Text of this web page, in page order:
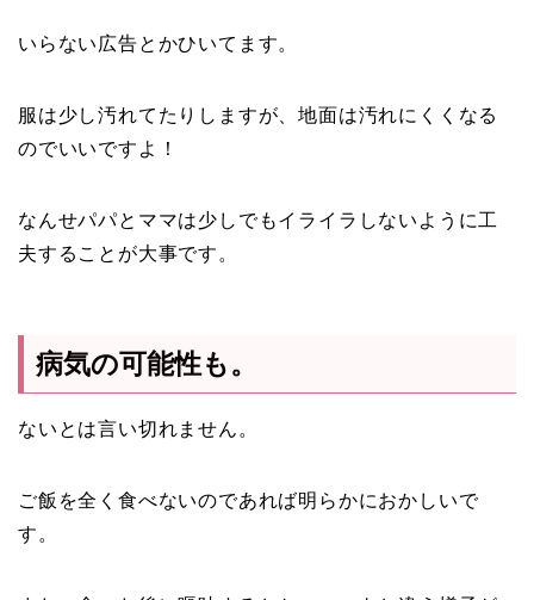
いらない広告とかひいてます。
服は少し汚れてたりしますが、地面は汚れにくくなる
のでいいですよ！
なんせパパとママは少しでもイライラしないように工
夫することが大事です。
病気の可能性も。
ないとは言い切れません。
ご飯を全く食べないのであれば明らかにおかしいで
す。